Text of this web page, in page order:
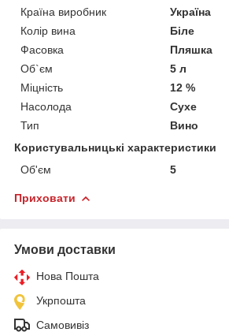
Країна виробник
Україна
Колір вина
Біле
Фасовка
Пляшка
Об`єм
5 л
Міцність
12 %
Насолода
Сухе
Тип
Вино
Користувальницькі характеристики
Об'єм
5
Приховати
Умови доставки
Нова Пошта
Укрпошта
Самовивіз